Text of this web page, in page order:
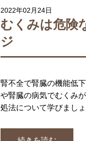
2022年02月24日
むくみは危険
ジ
腎不全で腎臓の機能低
や腎臓の病気でむくみ
処法について学びましょ